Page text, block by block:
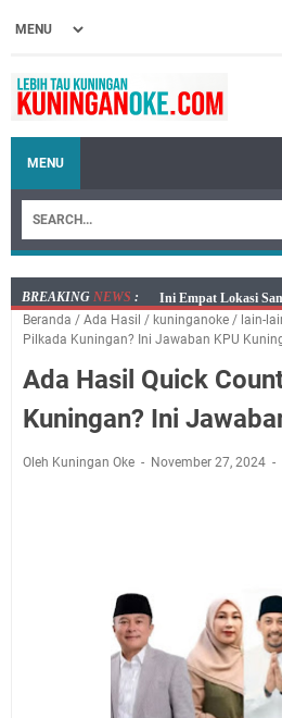
MENU
BREAKING NEWS :
Jumat 7 Agustus
Kecamatan
Dicabut Dari
Kelaparan
Salat Lima Waktu
juga Tempat
Polres Kuningan
12 Ribu Liter
Uniku Jadi Tuan
Dokumen SPMI
Sudahkah Kita
Beranda / Ada Hasil / kuninganoke / lain-
Pilkada Kuningan? Ini Jawaban KPU
Ada Hasil Quick
Kuningan? Ini
Oleh Kuningan Oke November 27, 2024